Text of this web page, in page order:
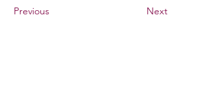
Previous Next